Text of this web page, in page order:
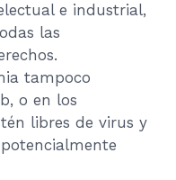
e industrial,
las
tampoco
o en los
libres de virus y